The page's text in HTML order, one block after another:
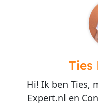
Ties
Hi! Ik ben Ties,
Expert.nl en